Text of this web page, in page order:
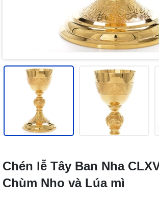
Chén lễ Tây Ban Nha
Chùm Nho và Lúa mì